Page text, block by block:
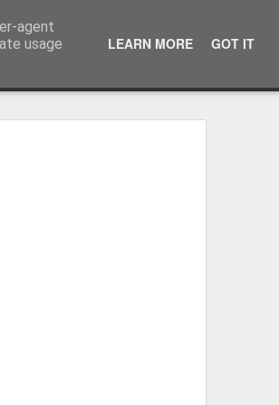
agent
usage
LEARN MORE GOT IT